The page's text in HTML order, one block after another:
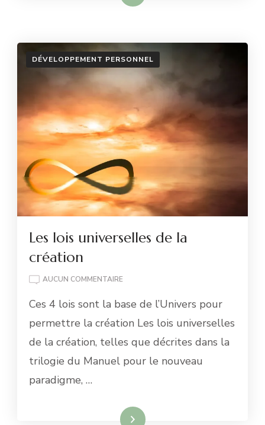
DÉVELOPPEMENT PERSONNEL
Les lois universelles de la
création
AUCUN COMMENTAIRELES
UNIVERSELLES
LA
CRÉATION
Ces 4 lois sont la base de l’Univers pour
permettre la création Les lois universelles
de la création, telles que décrites dans la
trilogie du Manuel pour le nouveau
paradigme, …
Lire la suite